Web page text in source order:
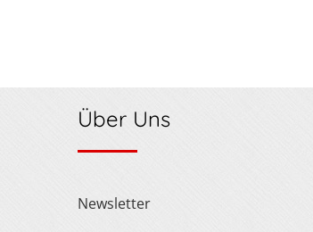
Über Uns
Newsletter